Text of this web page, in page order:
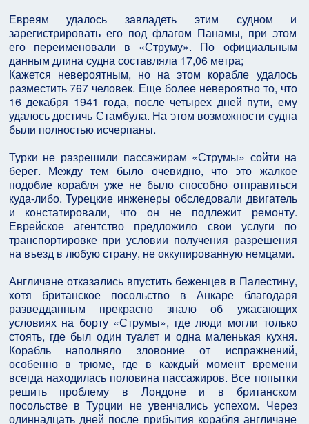
Евреям удалось завладеть этим судном и
зарегистрировать его под флагом Панамы, при этом
его переименовали в «Струму». По официальным
данным длина судна составляла 17,06 метра;
Кажется невероятным, но на этом корабле удалось
разместить 767 человек. Еще более невероятно то, что
16 декабря 1941 года, после четырех дней пути, ему
удалось достичь Стамбула. На этом возможности судна
были полностью исчерпаны.
Турки не разрешили пассажирам «Струмы» сойти на
берег. Между тем было очевидно, что это жалкое
подобие корабля уже не было способно отправиться
куда-либо. Турецкие инженеры обследовали двигатель
и констатировали, что он не подлежит ремонту.
Еврейское агентство предложило свои услуги по
транспортировке при условии получения разрешения
на въезд в любую страну, не оккупированную немцами.
Англичане отказались впустить беженцев в Палестину,
хотя британское посольство в Анкаре благодаря
разведданным прекрасно знало об ужасающих
условиях на борту «Струмы», где люди могли только
стоять, где был один туалет и одна маленькая кухня.
Корабль наполняло зловоние от испражнений,
особенно в трюме, где в каждый момент времени
всегда находилась половина пассажиров. Все попытки
решить проблему в Лондоне и в британском
посольстве в Турции не увенчались успехом. Через
одиннадцать дней после прибытия корабля англичане